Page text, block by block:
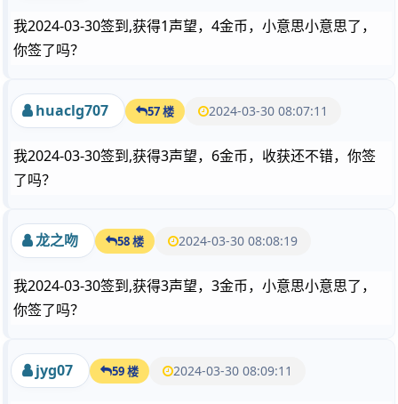
我2024-03-30签到,获得1声望，4金币，小意思小意思了，
你签了吗？
huaclg707 57 楼 2024-03-30 08:07:11
我2024-03-30签到,获得3声望，6金币，收获还不错，你签
了吗？
龙之吻 58 楼 2024-03-30 08:08:19
我2024-03-30签到,获得3声望，3金币，小意思小意思了，
你签了吗？
jyg07 59 楼 2024-03-30 08:09:11